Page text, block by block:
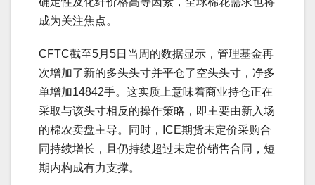
成为关注焦点。
CFTC截至5月5日当周的数据显示，管理基金再
次增加了新的多头头寸并平仓了空头头寸，净多
单增加14842手。这实质上意味着商业持仓正在
采取与该头寸相反的操作策略，即主要由新入场
的棉农卖盘主导。同时，ICE期货未定价采购合
同持续增长，且仍持续超过未定价销售合同，短
期内构成有力支撑。